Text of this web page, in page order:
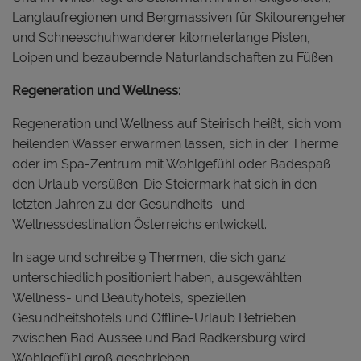
Langlaufregionen und Bergmassiven für Skitourengeher
und Schneeschuhwanderer kilometerlange Pisten,
Loipen und bezaubernde Naturlandschaften zu Füßen.
Regeneration und Wellness:
Regeneration und Wellness auf Steirisch heißt, sich vom
heilenden Wasser erwärmen lassen, sich in der Therme
oder im Spa-Zentrum mit Wohlgefühl oder Badespaß
den Urlaub versüßen. Die Steiermark hat sich in den
letzten Jahren zu der Gesundheits- und
Wellnessdestination Österreichs entwickelt.
In sage und schreibe 9 Thermen, die sich ganz
unterschiedlich positioniert haben, ausgewählten
Wellness- und Beautyhotels, speziellen
Gesundheitshotels und Offline-Urlaub Betrieben
zwischen Bad Aussee und Bad Radkersburg wird